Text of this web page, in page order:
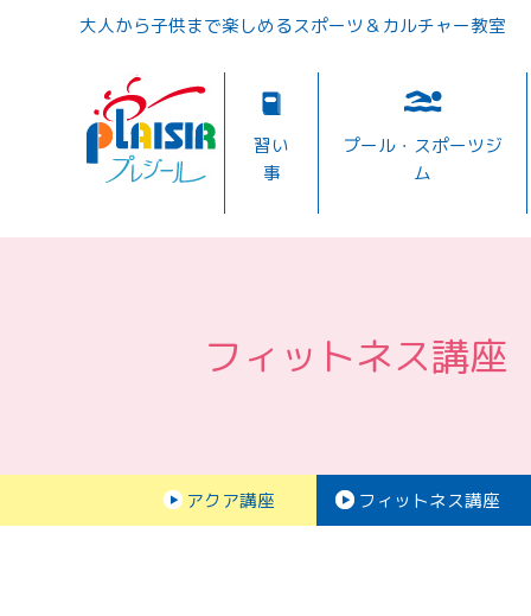
大人から子供まで楽しめるスポーツ＆カルチャー教室
習い
事
プール・スポーツジ
ム
フィットネス講座
アクア講座 フィットネス講座